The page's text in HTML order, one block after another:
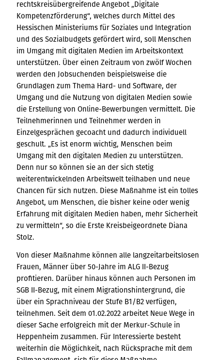
rechtskreisübergreifende Angebot „Digitale
Kompetenzförderung“, welches durch Mittel des
Hessischen Ministeriums für Soziales und Integration
und des Sozialbudgets gefördert wird, soll Menschen
im Umgang mit digitalen Medien im Arbeitskontext
unterstützen. Über einen Zeitraum von zwölf Wochen
werden den Jobsuchenden beispielsweise die
Grundlagen zum Thema Hard- und Software, der
Umgang und die Nutzung von digitalen Medien sowie
die Erstellung von Online-Bewerbungen vermittelt. Die
Teilnehmerinnen und Teilnehmer werden in
Einzelgesprächen gecoacht und dadurch individuell
geschult. „Es ist enorm wichtig, Menschen beim
Umgang mit den digitalen Medien zu unterstützen.
Denn nur so können sie an der sich stetig
weiterentwickelnden Arbeitswelt teilhaben und neue
Chancen für sich nutzen. Diese Maßnahme ist ein tolles
Angebot, um Menschen, die bisher keine oder wenig
Erfahrung mit digitalen Medien haben, mehr Sicherheit
zu vermitteln“, so die Erste Kreisbeigeordnete Diana
Stolz.
Von dieser Maßnahme können alle langzeitarbeitslosen
Frauen, Männer über 50-Jahre im ALG II-Bezug
profitieren. Darüber hinaus können auch Personen im
SGB II-Bezug, mit einem Migrationshintergrund, die
über ein Sprachniveau der Stufe B1/B2 verfügen,
teilnehmen. Seit dem 01.02.2022 arbeitet Neue Wege in
dieser Sache erfolgreich mit der Merkur-Schule in
Heppenheim zusammen. Für Interessierte besteht
weiterhin die Möglichkeit, nach Rücksprache mit dem